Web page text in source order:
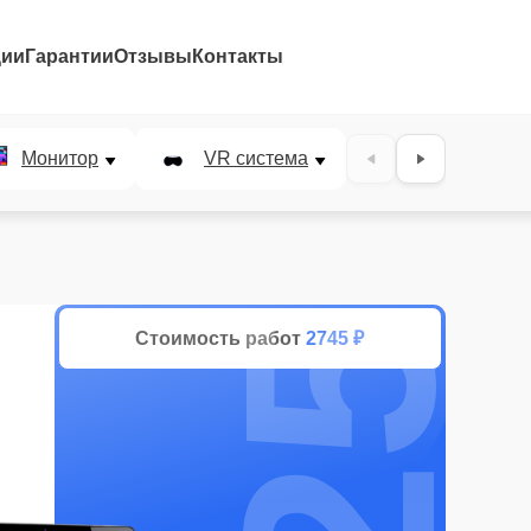
ГарантииОтзывы Контакты
Монитор VR система Наушники
Стоимость работ 2745 ₽
25%